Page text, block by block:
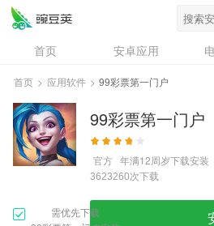
首页 安卓应用
资讯
专题
问答
首页 > 应用软件 > 99彩票第一门户
99彩票第一门户
官方 年满12周岁下载安装
3623260次下载
需优先下载